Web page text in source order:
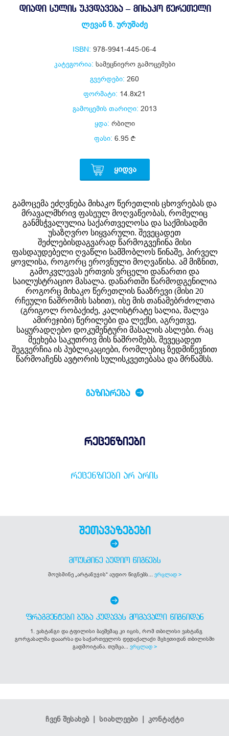
ᲓᲘᲐᲓᲘ ᲡᲣᲚᲘᲡ ᲣᲙᲕᲓᲐᲕᲔᲑᲐ – ᲛᲘᲮᲐᲙᲝ ᲬᲔᲠᲔᲗᲔᲚᲘ
ლევან ზ. ურუშაძე
ISBN: 978-9941-445-06-4
კატეგორია: სამეცნიერო გამოცემები
გვერდები: 260
ფორმატი: 14.8x21
გამოცემის თარიღი: 2013
ყდა: რბილი
ფასი: 6.95
ᲧᲘᲓᲕᲐ
გამოცემა ეძღვნება მიხაკო წერეთლის ცხოვრებას და
მრავალმხრივ ფასეულ მოღვაწეობას, რომელიც
განმსჭვალულია საქართველოსა და საქმისადმი
უსაზღვრო სიყვარული. შევეცადეთ
შეძლებისდაგვარად წარმოგვეჩინა მისი
ფასდაუდებელი ღვაწლი სამშობლოს წინაშე, პირველ
ყოვლისა, როგორც ეროვნული მოღვაწისა. ამ მიზნით,
გამოკვლევას ერთვის ვრცელი დანართი და
საილუსტრაციო მასალა. დანართში წარმოდგენილია
როგორც მიხაკო წერეთლის ნააზრევი (მისი 20
რჩეული ნაშრომის სახით), ისე მის თანამებრძოლთა
(გრიგოლ რობაქიძე, კალისტრატე სალია, შალვა
ამირეჯიბი) წერილები და ლექსი, აგრეთვე,
საყურადღებო დოკუმენტური მასალის ასლები. რაც
შეეხება საკუთრივ მის ნაშრომებს, შევეცადეთ
შეგვერჩია ის პუბლიკაციები, რომლებიც ზედმიწევნით
წარმოაჩენს ავტორის სულისკვეთებასა და მრწამსს.
ᲒᲐᲖᲘᲐᲠᲔᲑᲐ
რეცენზიები
ᲠᲔᲪᲔᲜᲖᲘᲔᲑᲘ ᲐᲠ ᲐᲠᲘᲡ
შეთავაზებები
ᲛᲝᲣᲡᲛᲘᲜᲔ ᲐᲣᲓᲘᲝ ᲬᲘᲒᲜᲔᲑᲡ
მოუსმინე „არტანუჯის“ აუდიო წიგნებს... ვრცლად >
ᲤᲠᲐᲒᲛᲔᲜᲢᲔᲑᲘ ᲑᲣᲑᲐ ᲙᲣᲓᲐᲕᲐᲡ ᲛᲝᲛᲐᲕᲐᲚᲘ ᲬᲘᲒᲜᲘᲓᲐᲜ
1. ვახტანგი და ტფილისი ბავშვმაც კი იცის, რომ თბილისი ვახტანგ
გორგასალმა დააარსა და საქართველოს დედაქალაქი მცხეთიდან თბილისში
გადმოიტანა. თუმცა... ვრცლად >
ჩვენ შესახებ| სიახლეები| კონტაქტი